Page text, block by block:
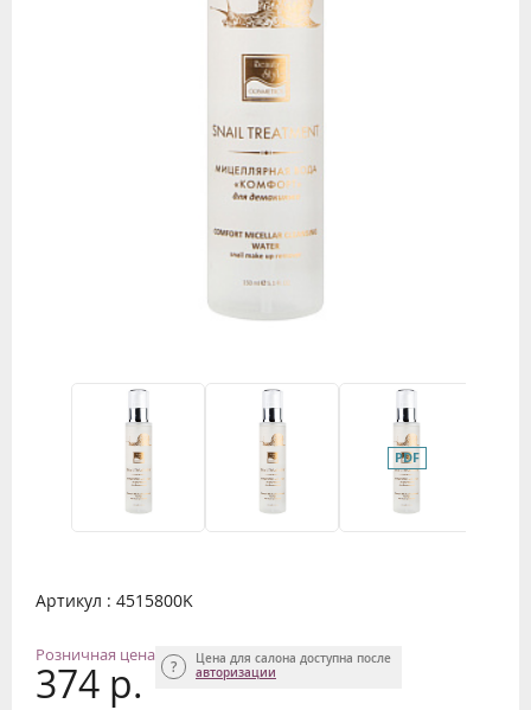
Артикул : 4515800K
Розничная цена
374 р.
Цена для салона доступна после
авторизации